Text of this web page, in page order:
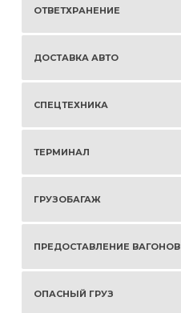
ОТВЕТХРАНЕНИЕ
ДОСТАВКА АВТО
СПЕЦТЕХНИКА
ТЕРМИНАЛ
ГРУЗОБАГАЖ
ПРЕДОСТАВЛЕНИЕ ВАГОНОВ
ОПАСНЫЙ ГРУЗ